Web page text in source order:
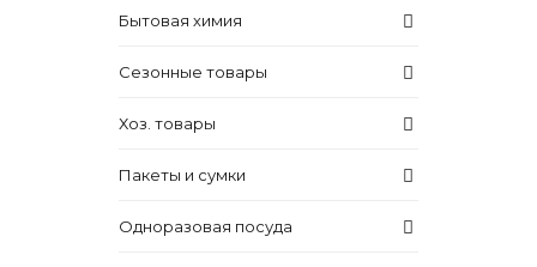
Бытовая химия
Сезонные товары
Хоз. товары
Пакеты и сумки
Одноразовая посуда